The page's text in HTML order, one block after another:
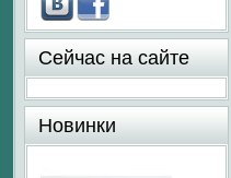
Сейчас на сайте
Новинки